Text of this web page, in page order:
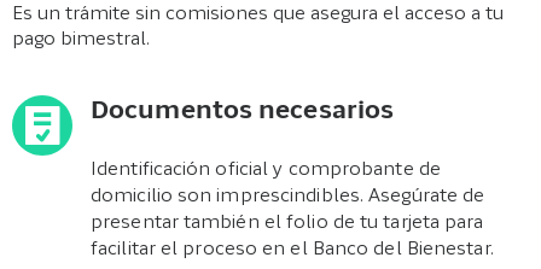
Es un trámite sin comisiones que asegura el acceso a tu
pago bimestral.
Documentos necesarios
Identificación oficial y comprobante de
domicilio son imprescindibles. Asegúrate de
presentar también el folio de tu tarjeta para
facilitar el proceso en el Banco del Bienestar.